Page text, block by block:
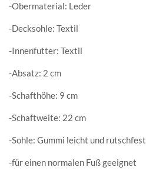
-Obermaterial: Leder
-Decksohle: Textil
-Innenfutter: Textil
-Absatz: 2 cm
-Schafthöhe: 9 cm
-Schaftweite: 22 cm
-Sohle: Gummi leicht und rutschfest
-für einen normalen Fuß geeignet